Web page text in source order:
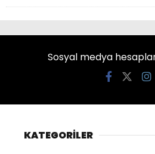
Sosyal medya
KATEGORİLER